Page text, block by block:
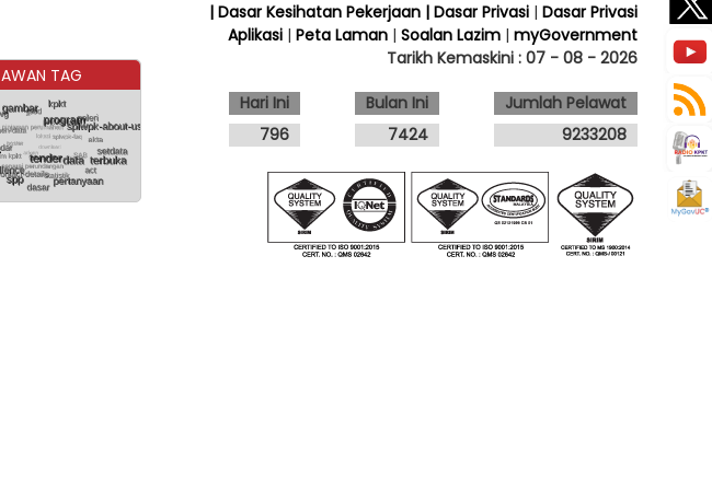
AWAN TAG
| Dasar Kesihatan Pekerjaan | Dasar Privasi |Dasar Privasi
Aplikasi |Peta Laman |Soalan Lazim |myGovernment
Tarikh Kemaskini :07 - 08 - 2026
Hari Ini
796
Bulan Ini
7424
Jumlah Pelawat
9233208